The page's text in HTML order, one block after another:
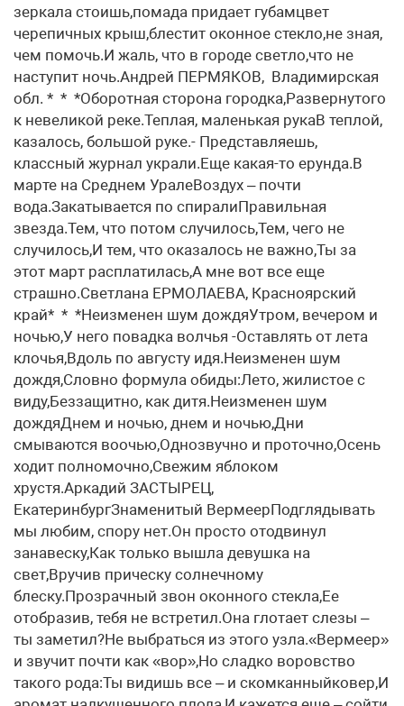
зеркала стоишь,помада придает губамцвет
черепичных крыш,блестит оконное стекло,не зная,
чем помочь.И жаль, что в городе светло,что не
наступит ночь.Андрей ПЕРМЯКОВ, Владимирская
обл. * * *Оборотная сторона городка,Развернутого
к невеликой реке.Теплая, маленькая рукаВ теплой,
казалось, большой руке.- Представляешь,
классный журнал украли.Еще какая-то ерунда.В
марте на Среднем УралеВоздух – почти
вода.Закатывается по спиралиПравильная
звезда.Тем, что потом случилось,Тем, чего не
случилось,И тем, что оказалось не важно,Ты за
этот март расплатилась,А мне вот все еще
страшно.Светлана ЕРМОЛАЕВА, Красноярский
край* * *Неизменен шум дождяУтром, вечером и
ночью,У него повадка волчья -Оставлять от лета
клочья,Вдоль по августу идя.Неизменен шум
дождя,Словно формула обиды:Лето, жилистое с
виду,Беззащитно, как дитя.Неизменен шум
дождяДнем и ночью, днем и ночью,Дни
смываются воочью,Однозвучно и проточно,Осень
ходит полномочно,Свежим яблоком
хрустя.Аркадий ЗАСТЫРЕЦ,
ЕкатеринбургЗнаменитый ВермеерПодглядывать
мы любим, спору нет.Он просто отодвинул
занавеску,Как только вышла девушка на
свет,Вручив прическу солнечному
блеску.Прозрачный звон оконного стекла,Ее
отобразив, тебя не встретил.Она глотает слезы –
ты заметил?Не выбраться из этого узла.«Вермеер»
и звучит почти как «вор»,Но сладко воровство
такого рода:Ты видишь все – и скомканныйковер,И